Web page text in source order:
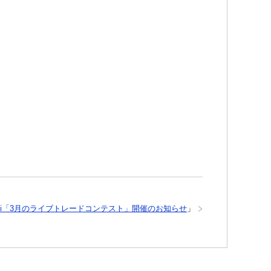
3月のライブトレードコンテスト」開催のお知らせ 」